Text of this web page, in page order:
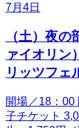
7月4日
（土）夜
ァイオリン
リッツフェ
開場／18：00
子チケット